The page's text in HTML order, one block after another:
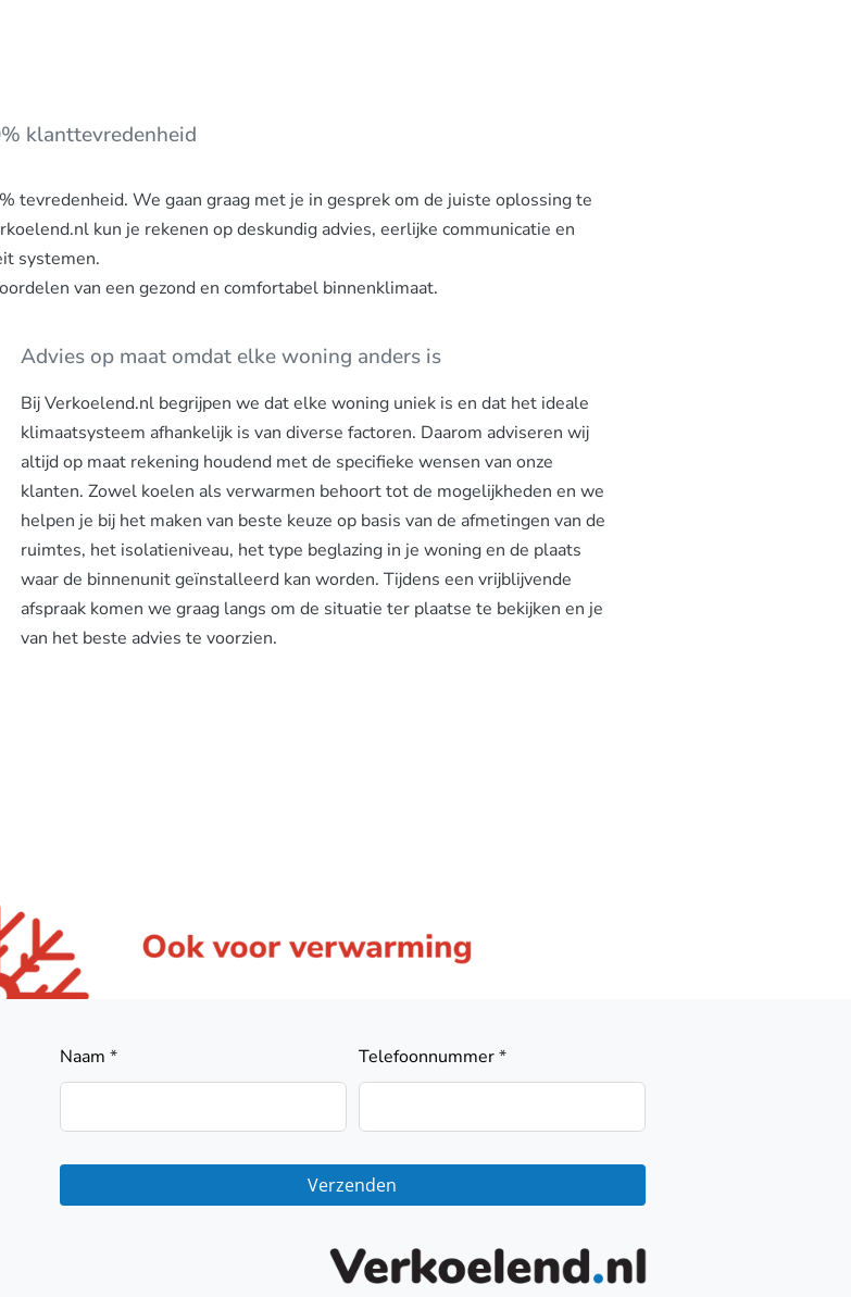
klanttevredenheid
tevredenheid. We gaan graag met je in gesprek om de juiste oplossing te
kun je rekenen op deskundig advies, eerlijke communicatie en
systemen.
van een gezond en comfortabel binnenklimaat.
Advies op maat omdat elke woning anders is
Bij Verkoelend.nl begrijpen we dat elke woning uniek is en dat het ideale
klimaatsysteem afhankelijk is van diverse factoren. Daarom adviseren wij
altijd op maat rekening houdend met de specifieke wensen van onze
klanten. Zowel koelen als verwarmen behoort tot de mogelijkheden en we
helpen je bij het maken van beste keuze op basis van de afmetingen van de
ruimtes, het isolatieniveau, het type beglazing in je woning en de plaats
waar de binnenunit geïnstalleerd kan worden. Tijdens een vrijblijvende
afspraak komen we graag langs om de situatie ter plaatse te bekijken en je
van het beste advies te voorzien.
Naam * Telefoonnummer *
Verzenden